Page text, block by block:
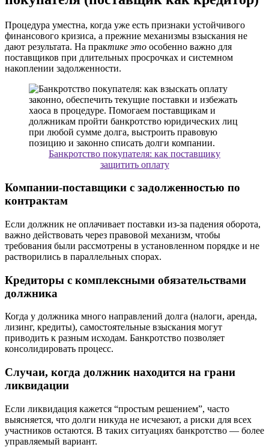
Процедура уместна, когда уже есть признаки устойчивого
финансового кризиса, а прежние механизмы взыскания не
дают результата. На практике это особенно важно для
поставщиков при длительных просрочках и системном
накоплении задолженности.
Банкротство покупателя: как поставщику
защитить оплату
Компании-поставщики с задолженностью по
контрактам
Если должник не оплачивает поставки из-за падения оборота,
важно действовать через правовой механизм, чтобы
требования были рассмотрены в установленном порядке и не
растворились в параллельных спорах.
Кредиторы с комплексными обязательствами
должника
Когда у должника много направлений долга (налоги, аренда,
лизинг, кредиты), самостоятельные взыскания могут
приводить к разным исходам. Банкротство позволяет
консолидировать процесс.
Случаи, когда должник находится на грани
ликвидации
Если ликвидация кажется “простым решением”, часто
выясняется, что долги никуда не исчезают, а риски для всех
участников остаются. В таких ситуациях банкротство — более
управляемый вариант.